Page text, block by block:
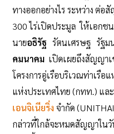
ทางออกอย่างไร ระหว่าง ต่
300 ไร่เปิดประมูล ให้เอกช
นายอธิรัฐ รัตนเศรษฐ รัฐมน
คมนาคม เปิดเผยถึงสัญญา
โครงการอู่เรือบริเวณท่าเรือ
แห่งประเทศไทย (กทท.) แล
เอนจิเนียริ่ง จำกัด
กล่าวที่ใกล้จะหมดสัญญาใน